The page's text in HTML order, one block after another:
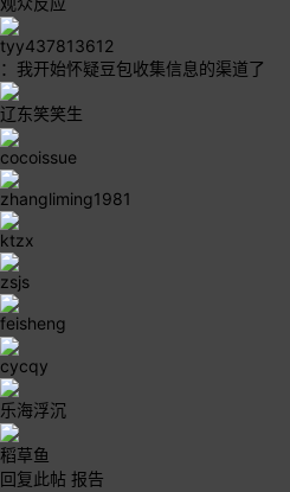
tyy437813612
：我开始怀疑豆包收集信息的渠道了
辽东笑笑生
cocoissue
zhangliming1981
ktzx
zsjs
feisheng
cycqy
乐海浮沉
稻草鱼
回复此帖 报告